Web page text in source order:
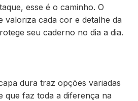
esse é o caminho. O
valoriza cada cor e detalhe da
seu caderno no dia a dia.
dura traz opções variadas
que faz toda a diferença na